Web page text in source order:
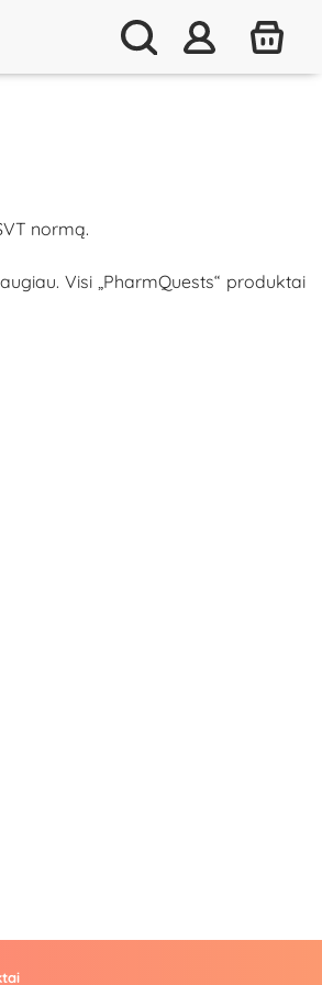
normą.
Visi „PharmQuests“ produktai